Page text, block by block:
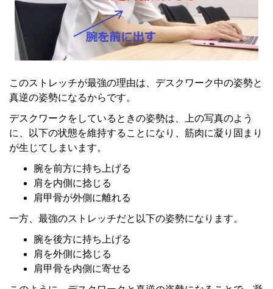
このストレッチが最強の理由は、デスクワーク中の姿勢と
真逆の姿勢になるからです。
デスクワークをしているときの姿勢は、上の写真のよう
に、以下の状態を維持することになり、筋肉に凝り固まり
が生じてしまいます。
腕を前方に持ち上げる
肩を内側に捻じる
肩甲骨が外側に離れる
一方、最強のストレッチだと以下の姿勢になります。
腕を後方に持ち上げる
肩を外側に捻じる
肩甲骨を内側に寄せる